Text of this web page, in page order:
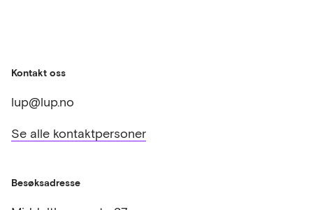
Kontakt oss
lup@lup.no
Se alle kontaktpersoner
Besøksadresse